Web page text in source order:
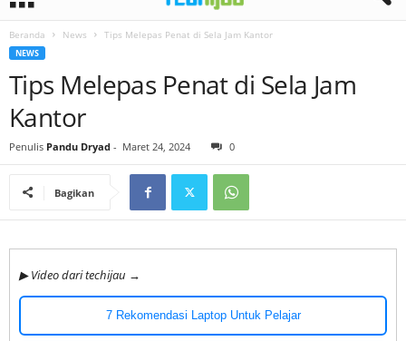
Beranda News Tips Melepas Penat di Sela Jam Kantor
NEWS
Tips Melepas Penat di Sela Jam
Kantor
Penulis Pandu Dryad - Maret 24, 2024 0
Bagikan
▶ Video dari techijau →
7 Rekomendasi Laptop Untuk Pelajar